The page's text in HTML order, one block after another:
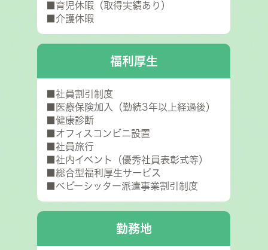
■育児休暇（取得実績あり）
■介護休暇
福利厚生
■社員割引制度
■医療保険加入（勤続3年以上経過後）
■健康診断
■オフィスコンビニ設置
■社員旅行
■社内イベント（優秀社員表彰式等）
■総合型福利厚生サービス
■ベビーシッター派遣事業割引制度
勤務地